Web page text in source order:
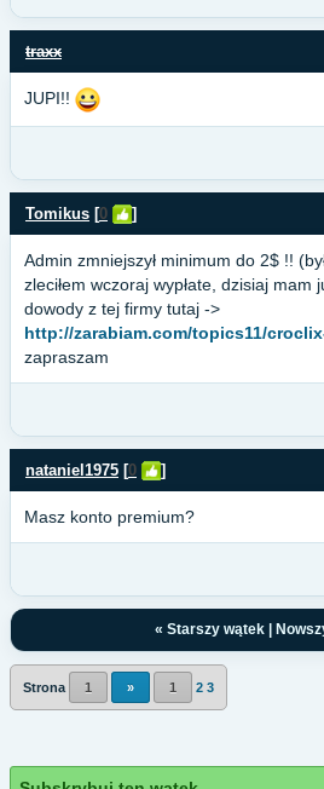
traxx
JUPI!!
Tomikus [0 ]
Admin zmniejszył minimum do 2$ !!
zleciłem wczoraj wypłate, dzisiaj mam
dowody z tej firmy tutaj ->
http://zarabiam.com/topics11/
zapraszam
nataniel1975 [0 ]
Masz konto premium?
« Starszy wątek |
Strona 1 » 1 2 3